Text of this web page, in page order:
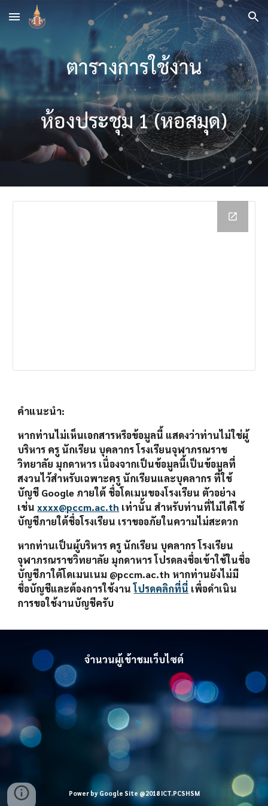
Skip to main content Skip to navigation
ตารางการใช้งาน
ห้องประชุม 1 (หอสมุด)
คำแนะนำ:
หากท่านไม่เห็นเอกสารหรือข้อมูลนี้ แสดงว่าท่านไม่ใช่ผู้
บริหาร ครู นักเรียน บุคลากร โรงเรียนจุฬาภรณราช
วิทยาลัย มุกดาหาร เนื่องจากเป็นข้อมูลนี้เป็นข้อมูลที่
สงวนไว้สำหรับเฉพาะครู นักเรียนและบุคลากร ที่ใช้
บัญชี Google ภายใต้ ชื่อโดเมนของโรงเรียน ตัวอย่าง
เช่น xxxx@pccm.ac.th เท่านั้น สำหรับท่านที่ไม่ได้ใช้
บัญชีภายใต้ชื่อโรงเรียน เราขออภัยในความไม่สะดวก
หากท่านเป็นผู้บริหาร ครู นักเรียน บุคลากร โรงเรียน
จุฬาภรณราชวิทยาลัย มุกดาหาร โปรดลงชื่อเข้าใช้ในชื่อ
บัญชีภาใต้โดเมนเนม @pccm.ac.th หากท่านยังไม่มี
ชื่อบัญชีและต้องการใช้งาน โปรดคลิกที่นี่ เพื่อดำเนิน
การขอใช้งานบัญชีครับ
จำนวนผู้เข้าชมเว็บไซต์
Power by Google Site @2018 ICT.PCSHSM